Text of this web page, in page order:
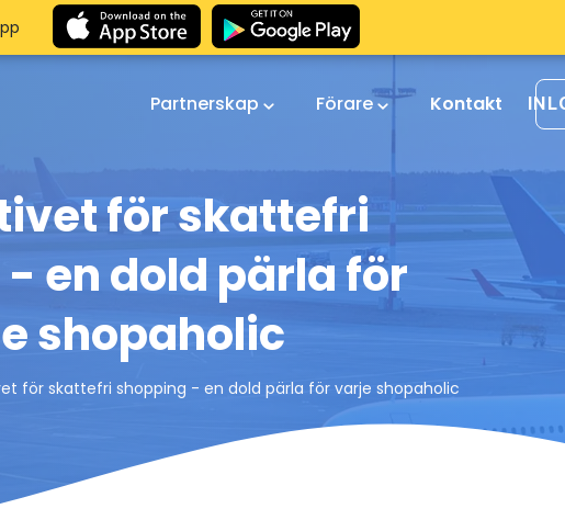
Partnerskap Förare Kontakt
för skattefri
en dold pärla för
shopaholic
för skattefri shopping - en dold pärla för varje shopaholic